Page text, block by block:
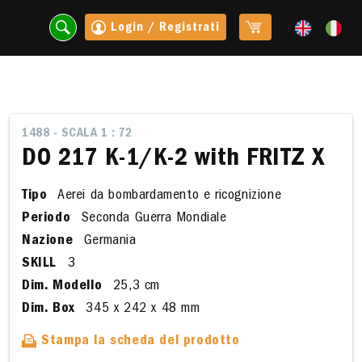
Login / Registrati
1488 - SCALA 1 : 72
DO 217 K-1/K-2 with FRITZ X
Tipo
Aerei da bombardamento e ricognizione
Periodo
Seconda Guerra Mondiale
Nazione
Germania
SKILL
3
Dim. Modello
25,3 cm
Dim. Box
345 x 242 x 48 mm
Stampa la scheda del prodotto